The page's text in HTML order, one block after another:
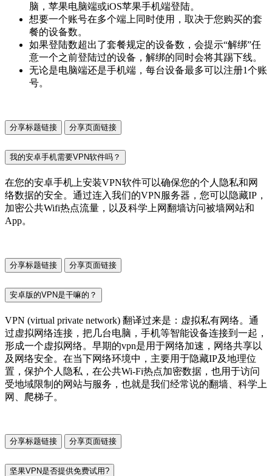
脑，苹果电脑端或iOS苹果手机端登陆。
想要一个账号在多个端上同时使用，取决于您购买的套
餐的设备数。
如果登陆数超出了套餐规定的设备数，会提示“解绑”任
意一个之前登陆过的设备，解绑的同时会将其踢下线。
无论是电脑端还是手机端，每台设备最多可以注册1个账
号。
分享标题链接 分享页面链接
我的安卓手机需要VPN软件吗？
在您的安卓手机上安装VPN软件可以确保您的个人隐私和网
络数据的安全。通过连入我们的VPN服务器，您可以隐藏IP，
加密公共Wifi热点流量，以及科学上网翻墙访问被墙网站和
App。
分享标题链接 分享页面链接
安卓版的VPN是干嘛的？
VPN (virtual private network) 翻译过来是：虚拟私有网络。通
过虚拟网络连接，把几台电脑，手机等智能设备连接到一起，
形成一个虚拟网络。早期的vpn是用于网络加速，网络共享以
及网络安全。在当下网络环境中，主要用于隐藏IP及地理位
置，保护个人隐私，在公共Wi-Fi热点加密数据，也用于访问
受地域限制的网站与服务，也就是我们经常说的翻墙、科学上
网、爬梯子。
分享标题链接 分享页面链接
坚果VPN是否提供免费试用?